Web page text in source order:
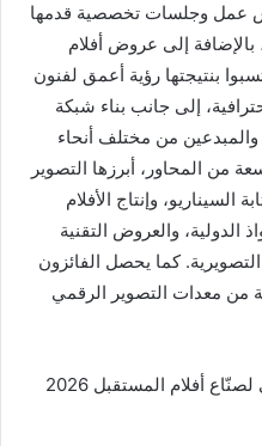
عمل وجلسات تخصصية قدمها
إلى عروض أفلام
بنتيجتها رؤية أعمق لفنون
إلى جانب بناء شبكة
والمبدعين من مختلف أنحاء
من المحاور، أبرزها التصوير
السيناريو، وإنتاج الأفلام
الدولية، والعروض التقنية
كما يحصل الفائزون
من معدات التصوير الرقمي
تشتمل قائمة الفائزين بجوائز سوني لصنّاع أفلام المستقبل 2026